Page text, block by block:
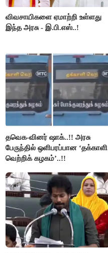
விவசாயிகளை ஏமாற்றி உள்ளது
இந்த அரசு - இ.பி.எஸ்..!
தவெக-வினர் ஷாக்..!! அரசு
பேருந்தில் ஒளிபரப்பான ‘தக்காளி
வெற்றிக் கழகம்’..!!